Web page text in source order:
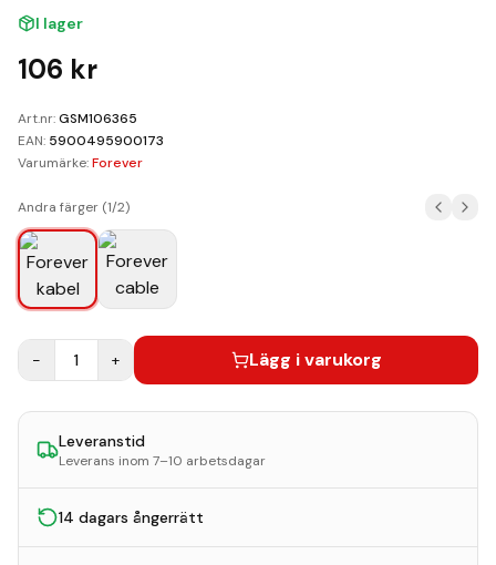
I lager
106 kr
Art.nr:GSM106365
EAN: 5900495900173
Varumärke:Forever
Andra färger (1/2)
− 1 + Lägg i varukorg
Leveranstid
Leverans inom 7–10 arbetsdagar
14 dagars ångerrätt